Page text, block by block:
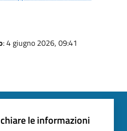
: 4 giugno 2026, 09:41
le informazioni